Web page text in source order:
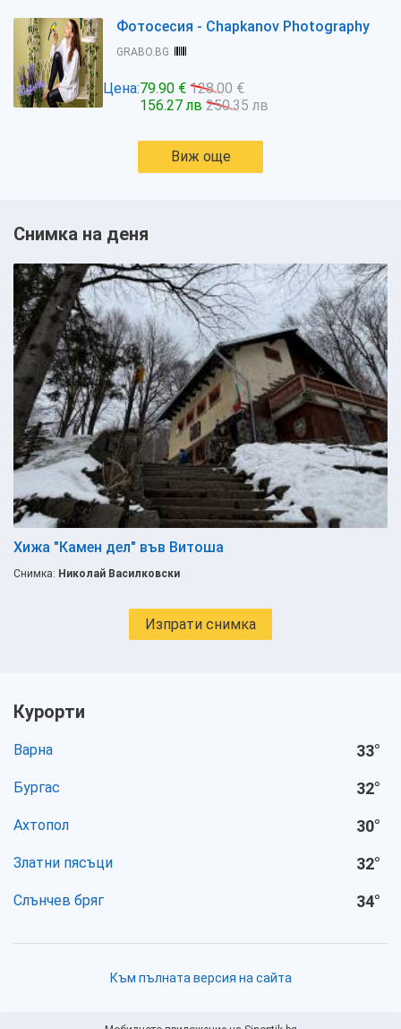
Фотосесия - Chapkanov Photography
GRABO.BG
Цена:79.90 € 128.00 €
156.27 лв 250.35 лв
Виж още
Снимка на деня
Хижа "Камен дел" във Витоша
Снимка: Николай Василковски
Изпрати снимка
Курорти
Варна 33°
Бургас 32°
Ахтопол 30°
Златни пясъци 32°
Слънчев бряг 34°
Към пълната версия на сайта